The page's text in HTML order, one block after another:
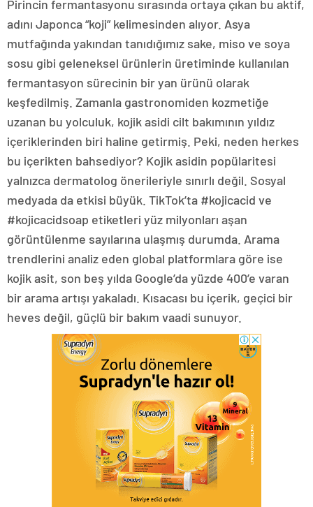
Pirincin fermantasyonu sırasında ortaya çıkan bu aktif,
adını Japonca “koji” kelimesinden alıyor. Asya
mutfağında yakından tanıdığımız sake, miso ve soya
sosu gibi geleneksel ürünlerin üretiminde kullanılan
fermantasyon sürecinin bir yan ürünü olarak
keşfedilmiş. Zamanla gastronomiden kozmetiğe
uzanan bu yolculuk, kojik asidi cilt bakımının yıldız
içeriklerinden biri haline getirmiş. Peki, neden herkes
bu içerikten bahsediyor? Kojik asidin popülaritesi
yalnızca dermatolog önerileriyle sınırlı değil. Sosyal
medyada da etkisi büyük. TikTok’ta #kojicacid ve
#kojicacidsoap etiketleri yüz milyonları aşan
görüntülenme sayılarına ulaşmış durumda. Arama
trendlerini analiz eden global platformlara göre ise
kojik asit, son beş yılda Google’da yüzde 400’e varan
bir arama artışı yakaladı. Kısacası bu içerik, geçici bir
heves değil, güçlü bir bakım vaadi sunuyor.